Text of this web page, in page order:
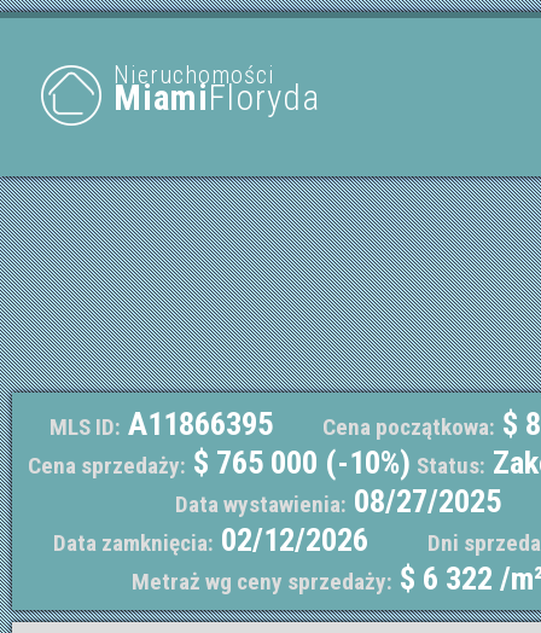
Nieruchomości
MiamiFloryda
MLS ID: A11866395 Cena początkowa: $
Cena sprzedaży: $ 765 000 (-10%) Status:
Data wystawienia: 08/27/2025
Data zamknięcia: 02/12/2026
Dni
Metraż wg ceny sprzedaży: $ 6 322 /